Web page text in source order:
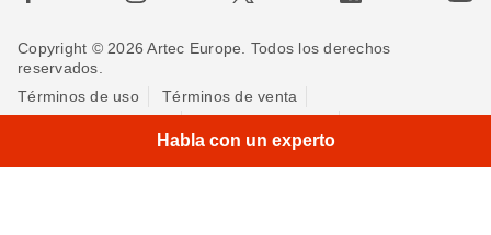
Copyright © 2026 Artec Europe. Todos los derechos
reservados.
Términos de uso
Términos de venta
Habla con un experto